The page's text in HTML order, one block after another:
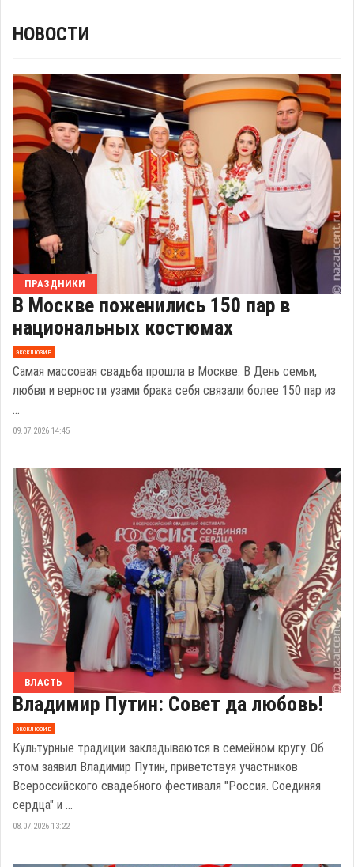
НОВОСТИ
ПРАЗДНИКИ
В Москве поженились 150 пар в
национальных костюмах
эксклюзив
Самая массовая свадьба прошла в Москве. В День семьи,
любви и верности узами брака себя связали более 150 пар из
09.07.2026 14:45
ВЛАСТЬ
Владимир Путин: Совет да любовь!
эксклюзив
Культурные традиции закладываются в семейном кругу. Об
этом заявил Владимир Путин, приветствуя участников
Всероссийского свадебного фестиваля "Россия. Соединяя
сердца" и ...
08.07.2026 13:22